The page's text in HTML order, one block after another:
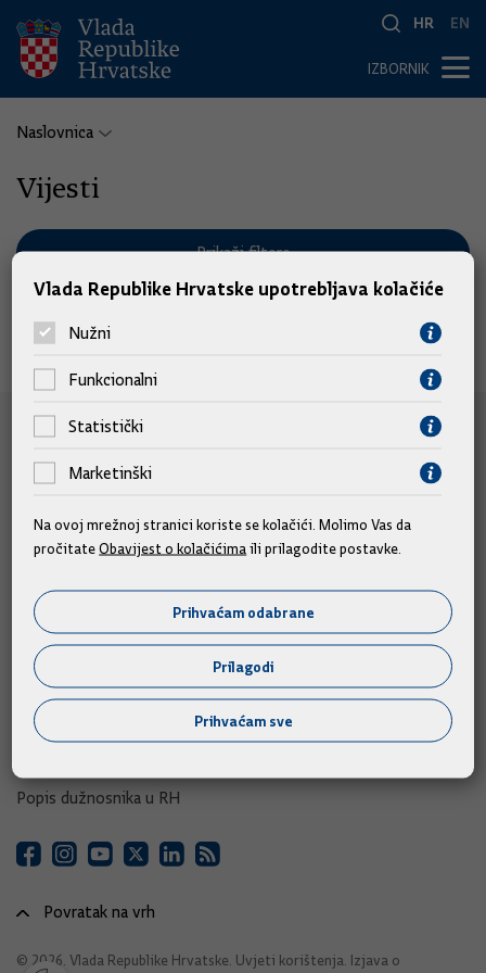
HR EN
IZBORNIK
Naslovnica
Vijesti
Prikaži filtere
Nema pronađenih vijesti.
e-Građani
e-Građani
e-Savjetovanja
Portal otvorenih podataka RH
Izvozni portal
Adresar
Središnji katalog službenih dokumenata RH
Adresar tijela javne vlasti
Popis dužnosnika u RH
Povratak na vrh
© 2026. Vlada Republike Hrvatske. Uvjeti korištenja Izjava o
Vlada Republike Hrvatske upotrebljava kolačiće
Nužni
Funkcionalni
Statistički
Marketinški
Na ovoj mrežnoj stranici koriste se kolačići. Molimo Vas da
pročitateObavijest o kolačićima ili prilagodite postavke.
Prihvaćam odabrane
Prilagodi
Prihvaćam sve